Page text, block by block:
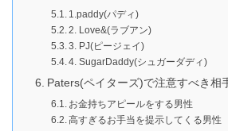
1.paddy(パディ)
2. Love&(ラブアン)
3. PJ(ピージェイ)
4. SugarDaddy(シュガーダディ)
Paters(ペイターズ)で注意すべき相
お金持ちアピールをする男性
高すぎるお手当を提示してくる男性